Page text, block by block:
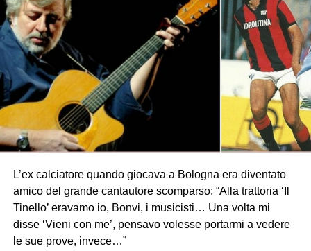
L’ex calciatore quando giocava a Bologna era diventato
amico del grande cantautore scomparso: “Alla trattoria ‘Il
Tinello’ eravamo io, Bonvi, i musicisti… Una volta mi
disse ‘Vieni con me’, pensavo volesse portarmi a vedere
le sue prove, invece…”